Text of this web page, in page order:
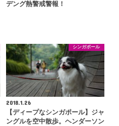
デング熱警戒警報！
シンガポール
2018.1.26
【ディープなシンガポール】ジャ
ングルを空中散歩。ヘンダーソン